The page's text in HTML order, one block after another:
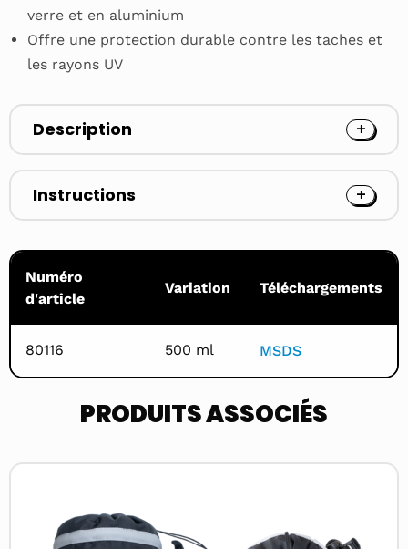
verre et en aluminium
Offre une protection durable contre les taches et
les rayons UV
Description
Instructions
Numéro
d'article
Variation Téléchargements
80116 500 ml MSDS
PRODUITS ASSOCIÉS
Read